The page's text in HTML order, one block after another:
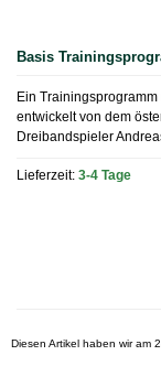
Basis
Ein
entwickelt von dem
Dreibandspieler
Lieferzeit: 3-4 Tage
Diesen Artikel haben wir am